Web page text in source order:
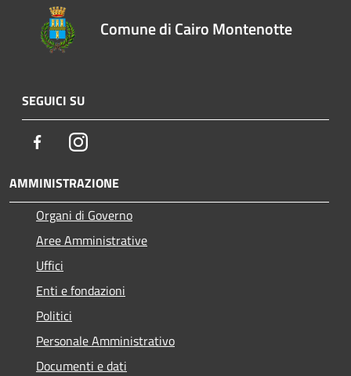
Comune di Cairo Montenotte
SEGUICI SU
FacebookInstagram
AMMINISTRAZIONE
Organi di Governo
Aree Amministrative
Uffici
Enti e fondazioni
Politici
Personale Amministrativo
Documenti e dati